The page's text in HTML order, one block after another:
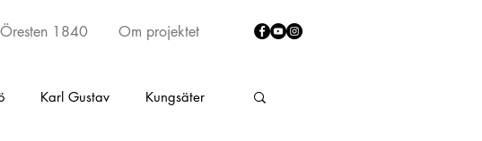
1840 Om projektet
Karl Gustav Kungsäter